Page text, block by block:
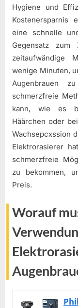
Hygiene und
Kostenersparnis
eine schnelle
Gegensatz
zeitaufwändige
wenige Minuten,
Augenbrauen
schmerzfreie
kann, wie es
Häärchen oder
Wachsepcxssion
Elektrorasierer
schmerzfreie
zu bekommen,
Preis.
Worauf